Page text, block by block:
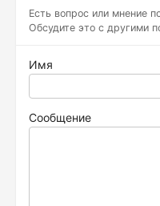
Есть вопрос или мнение
Обсудите это с другими
Имя
Сообщение